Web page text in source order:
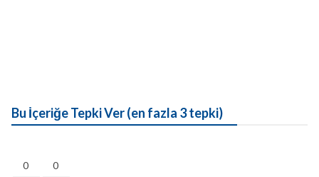
Bu İçeriğe Tepki Ver (en fazla 3 tepki)
0 0